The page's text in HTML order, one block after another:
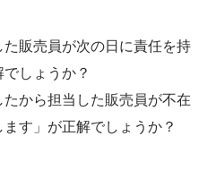
販売員が次の日に責任を持
しょうか？
から担当した販売員が不在
す」が正解でしょうか？